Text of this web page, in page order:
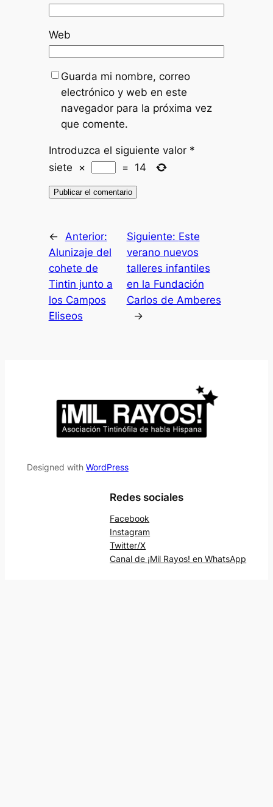
Web
Guarda mi nombre, correo
electrónico y web en este
navegador para la próxima vez
que comente.
Introduzca el siguiente valor*
siete
× = 14
← Anterior:
Alunizaje del
cohete de
Tintin junto a
los Campos
Eliseos
Siguiente: Este
verano nuevos
talleres infantiles
en la Fundación
Carlos de Amberes
→
Designed with WordPress
Redes sociales
Facebook
Instagram
Twitter/X
Canal de ¡Mil Rayos! en WhatsApp